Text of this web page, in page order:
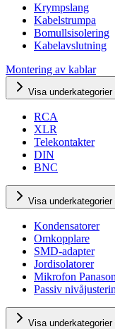
Krympslang
Kabelstrumpa
Bomullsisolering
Kabelavslutning
Montering av kablar
Visa underkategorier
RCA
XLR
Telekontakter
DIN
BNC
Visa
Kondensatorer
Omkopplare
SMD-adapter
Jordisolatorer
Mikrofon
Passiv
Visa